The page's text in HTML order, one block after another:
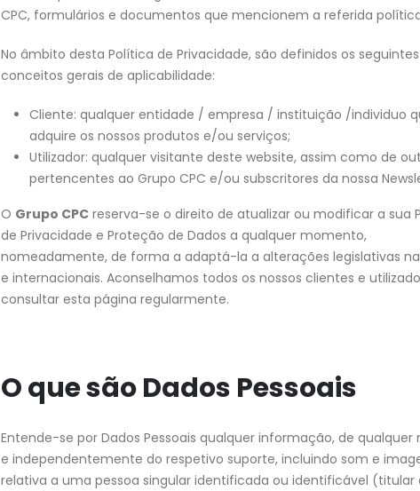
CPC, formulários e documentos que mencionem a referida
No âmbito desta Política de Privacidade, são definidos os seguintes
conceitos gerais de aplicabilidade:
Cliente: qualquer entidade / empresa / instituição /individuo
adquire os nossos produtos e/ou serviços;
Utilizador: qualquer visitante deste website, assim como de
pertencentes ao Grupo CPC e/ou subscritores da nossa
O Grupo CPCreserva-se o direito de atualizar ou modificar a sua
de Privacidade e Proteção de Dados a qualquer momento,
nomeadamente, de forma a adaptá-la a alterações legislativas
e internacionais. Aconselhamos todos os nossos clientes e
consultar esta página regularmente.
O que são Dados Pessoais
Entende-se por Dados Pessoais qualquer informação, de qualquer
e independentemente do respetivo suporte, incluindo som e
relativa a uma pessoa singular identificada ou identificável (titular